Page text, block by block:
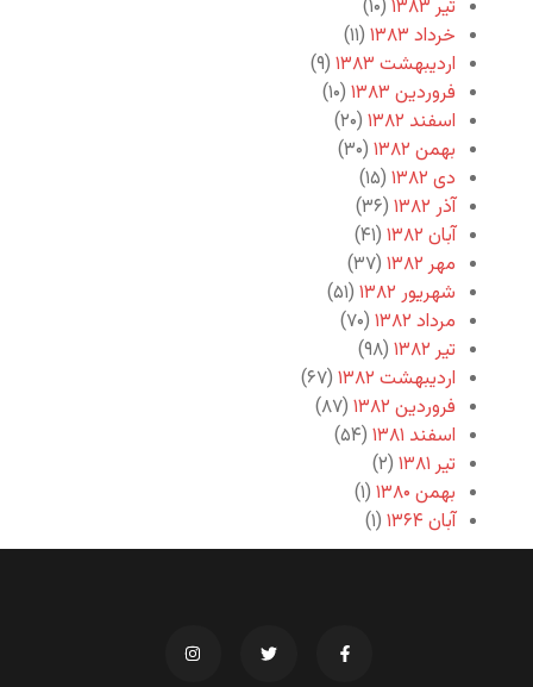
تیر ۱۳۸۳
(۱۰)
خرداد ۱۳۸۳
(۱۱)
اردیبهشت ۱۳۸۳
(۹)
فروردین ۱۳۸۳
(۱۰)
اسفند ۱۳۸۲
(۲۰)
بهمن ۱۳۸۲
(۳۰)
دی ۱۳۸۲
(۱۵)
آذر ۱۳۸۲
(۳۶)
آبان ۱۳۸۲
(۴۱)
مهر ۱۳۸۲
(۳۷)
شهریور ۱۳۸۲
(۵۱)
مرداد ۱۳۸۲
(۷۰)
تیر ۱۳۸۲
(۹۸)
اردیبهشت ۱۳۸۲
(۶۷)
فروردین ۱۳۸۲
(۸۷)
اسفند ۱۳۸۱
(۵۴)
تیر ۱۳۸۱
(۲)
بهمن ۱۳۸۰
(۱)
آبان ۱۳۶۴
(۱)